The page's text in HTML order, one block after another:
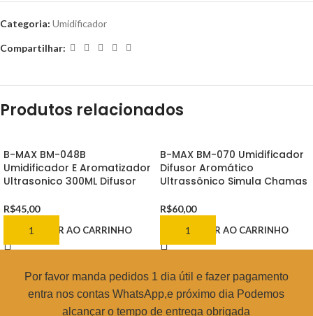
Categoria: Umidificador
Compartilhar:
Produtos relacionados
B-MAX BM-048B
Umidificador E Aromatizador
Ultrasonico 300ML Difusor
R$45,00
ADICIONAR AO CARRINHO
B-MAX BM-070 Umidificador
Difusor Aromático
Ultrassônico Simula Chamas
R$60,00
ADICIONAR AO CARRINHO
Por favor manda pedidos 1 dia útil e fazer pagamento
entra nos contas WhatsApp,e próximo dia Podemos
alcançar o tempo de entrega obrigada